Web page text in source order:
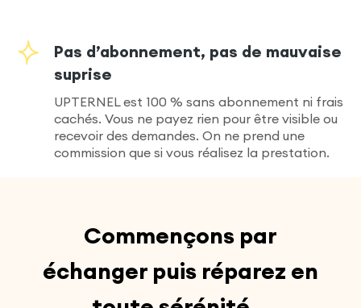
Pas d’abonnement, pas de mauvaise
suprise
UPTERNEL est 100 % sans abonnement ni frais
cachés. Vous ne payez rien pour être visible ou
recevoir des demandes. On ne prend une
commission que si vous réalisez la prestation.
Commençons par
échanger puis réparez en